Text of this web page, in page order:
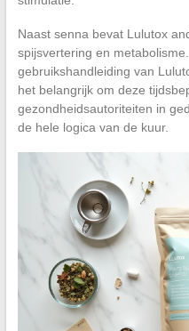
Naast senna bevat Lulutox
spijsvertering en
gebruikshandleiding van
het belangrijk om deze
gezondheidsautoriteiten in
de hele logica van de kuur.